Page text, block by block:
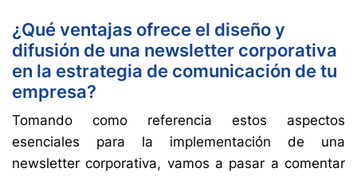
¿Qué ventajas ofrece el diseño y
difusión de una newsletter corporativa
en la estrategia de comunicación de tu
empresa?
Tomando como referencia estos aspectos
esenciales para la implementación de una
newsletter corporativa, vamos a pasar a comentar